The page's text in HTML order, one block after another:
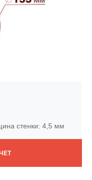
стенки: 4,5 мм